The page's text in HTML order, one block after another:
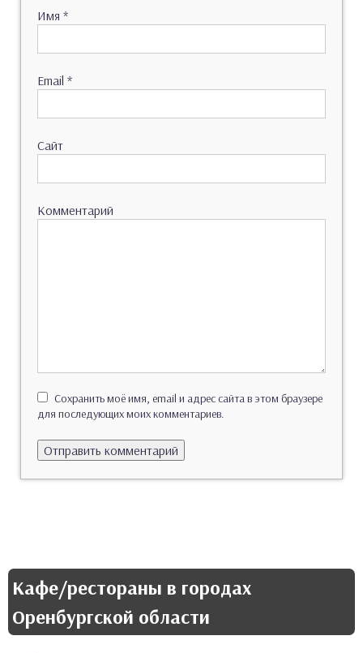
Имя *
Email *
Сайт
Комментарий
Сохранить моё имя, email и адрес сайта в этом браузере
для последующих моих комментариев.
Кафе/рестораны в городах
Оренбургской области